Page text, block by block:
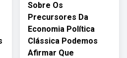
Sobre Os
Precursores Da
Economia Política
Clássica Podemos
Afirmar Que